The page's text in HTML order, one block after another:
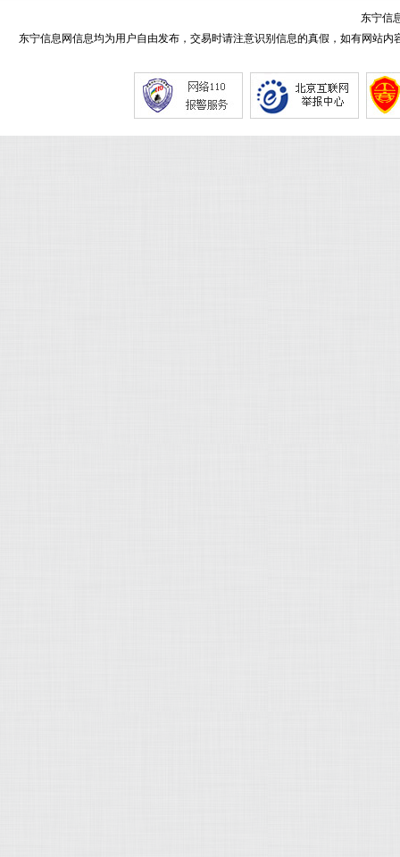
东宁信
东宁信息网信息均为用户自由发布，交易时请注意识别信息的真假，如有网站内